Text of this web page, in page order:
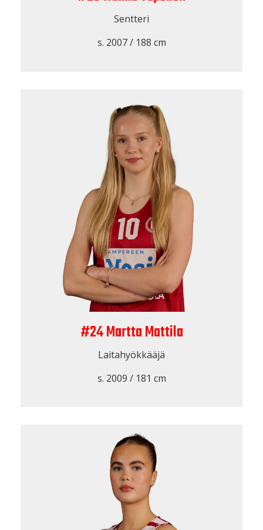
Sentteri
s. 2007 / 188 cm
#24 Martta Mattila
Laitahyökkääjä
s. 2009 / 181 cm